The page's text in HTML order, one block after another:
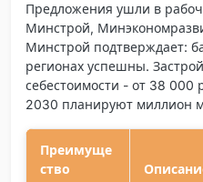
Предложения ушли в
Минстрой,
Минстрой подтверждает:
регионах успешны.
себестоимости - от 38 000
2030 планируют миллион
Преимуще
ство